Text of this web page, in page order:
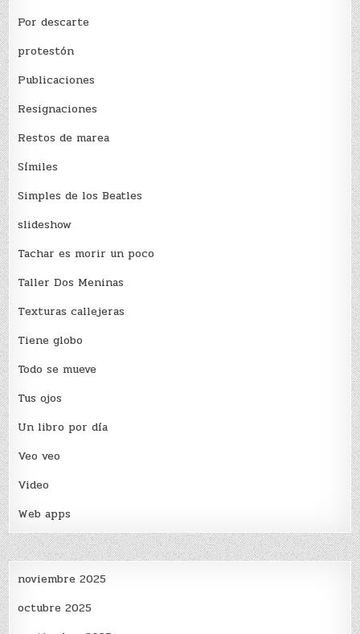
Por descarte
protestón
Publicaciones
Resignaciones
Restos de marea
Sí­miles
Simples de los Beatles
slideshow
Tachar es morir un poco
Taller Dos Meninas
Texturas callejeras
Tiene globo
Todo se mueve
Tus ojos
Un libro por día
Veo veo
Video
Web apps
noviembre 2025
octubre 2025